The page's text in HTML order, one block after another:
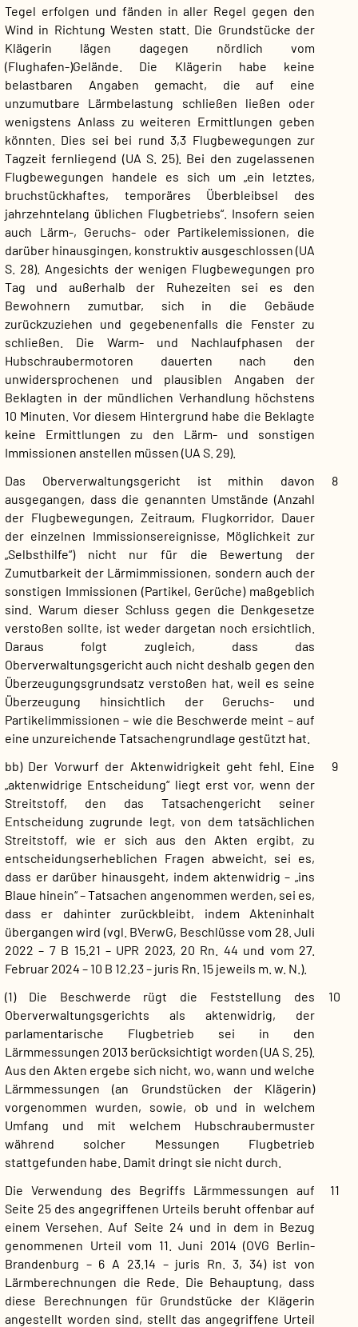
Tegel erfolgen und fänden in aller Regel gegen den
Wind in Richtung Westen statt. Die Grundstücke der
Klägerin lägen dagegen nördlich vom
(Flughafen-)Gelände. Die Klägerin habe keine
belastbaren Angaben gemacht, die auf eine
unzumutbare Lärmbelastung schließen ließen oder
wenigstens Anlass zu weiteren Ermittlungen geben
könnten. Dies sei bei rund 3,3 Flugbewegungen zur
Tagzeit fernliegend (UA S. 25). Bei den zugelassenen
Flugbewegungen handele es sich um „ein letztes,
bruchstückhaftes, temporäres Überbleibsel des
jahrzehntelang üblichen Flugbetriebs“. Insofern seien
auch Lärm-, Geruchs- oder Partikelemissionen, die
darüber hinausgingen, konstruktiv ausgeschlossen (UA
S. 28). Angesichts der wenigen Flugbewegungen pro
Tag und außerhalb der Ruhezeiten sei es den
Bewohnern zumutbar, sich in die Gebäude
zurückzuziehen und gegebenenfalls die Fenster zu
schließen. Die Warm- und Nachlaufphasen der
Hubschraubermotoren dauerten nach den
unwidersprochenen und plausiblen Angaben der
Beklagten in der mündlichen Verhandlung höchstens
10 Minuten. Vor diesem Hintergrund habe die Beklagte
keine Ermittlungen zu den Lärm- und sonstigen
Immissionen anstellen müssen (UA S. 29).
8
Das Oberverwaltungsgericht ist mithin davon
ausgegangen, dass die genannten Umstände (Anzahl
der Flugbewegungen, Zeitraum, Flugkorridor, Dauer
der einzelnen Immissionsereignisse, Möglichkeit zur
„Selbsthilfe“) nicht nur für die Bewertung der
Zumutbarkeit der Lärmimmissionen, sondern auch der
sonstigen Immissionen (Partikel, Gerüche) maßgeblich
sind. Warum dieser Schluss gegen die Denkgesetze
verstoßen sollte, ist weder dargetan noch ersichtlich.
Daraus folgt zugleich, dass das
Oberverwaltungsgericht auch nicht deshalb gegen den
Überzeugungsgrundsatz verstoßen hat, weil es seine
Überzeugung hinsichtlich der Geruchs- und
Partikelimmissionen – wie die Beschwerde meint – auf
eine unzureichende Tatsachengrundlage gestützt hat.
9
bb) Der Vorwurf der Aktenwidrigkeit geht fehl. Eine
„aktenwidrige Entscheidung“ liegt erst vor, wenn der
Streitstoff, den das Tatsachengericht seiner
Entscheidung zugrunde legt, von dem tatsächlichen
Streitstoff, wie er sich aus den Akten ergibt, zu
entscheidungserheblichen Fragen abweicht, sei es,
dass er darüber hinausgeht, indem aktenwidrig – „ins
Blaue hinein“ – Tatsachen angenommen werden, sei es,
dass er dahinter zurückbleibt, indem Akteninhalt
übergangen wird (vgl. BVerwG, Beschlüsse vom 28. Juli
2022 – 7 B 15.21 – UPR 2023, 20 Rn. 44 und vom 27.
Februar 2024 – 10 B 12.23 – juris Rn. 15 jeweils m. w. N.).
10
(1) Die Beschwerde rügt die Feststellung des
Oberverwaltungsgerichts als aktenwidrig, der
parlamentarische Flugbetrieb sei in den
Lärmmessungen 2013 berücksichtigt worden (UA S. 25).
Aus den Akten ergebe sich nicht, wo, wann und welche
Lärmmessungen (an Grundstücken der Klägerin)
vorgenommen wurden, sowie, ob und in welchem
Umfang und mit welchem Hubschraubermuster
während solcher Messungen Flugbetrieb
stattgefunden habe. Damit dringt sie nicht durch.
11
Die Verwendung des Begriffs Lärmmessungen auf
Seite 25 des angegriffenen Urteils beruht offenbar auf
einem Versehen. Auf Seite 24 und in dem in Bezug
genommenen Urteil vom 11. Juni 2014 (OVG Berlin-
Brandenburg – 6 A 23.14 – juris Rn. 3, 34) ist von
Lärmberechnungen die Rede. Die Behauptung, dass
diese Berechnungen für Grundstücke der Klägerin
angestellt worden sind, stellt das angegriffene Urteil